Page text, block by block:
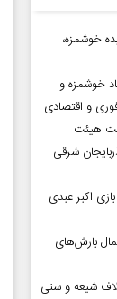
چی درست کنم؟ | ۲۵ ایده خوشمزه،
| ۲۰ پیشنهاد خوشمزه و
و اقتصادی
هیئت
شرقی
اکبر عبدی
بارش‌های
شیعه و سنی